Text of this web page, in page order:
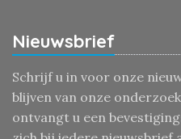
Nieuwsbrief
Schrijf u in voor onze
blijven van onze
ontvangt u een